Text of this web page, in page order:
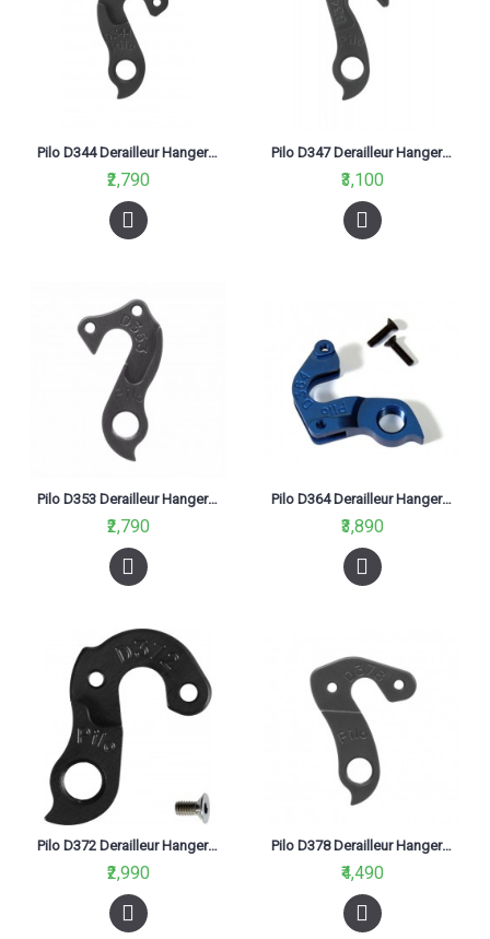
Pilo D344 Derailleur Hanger Dropout For Ghost Amr, Htx, Rt
₹2,790
Pilo D347 Derailleur Hanger For Giant
₹3,100
Pilo D353 Derailleur Hanger For Mbk
₹2,790
Pilo D364 Derailleur Hanger Dropout For Cannondale Road 2011 Caad 10, Super X
₹3,890
Pilo D372 Derailleur Hanger For Corratec, Fuji, Motobecane,Dolomiti, Aloha Black
₹2,990
Pilo D378 Derailleur Hanger For Lee Cougan, Polygon, Whyte
₹4,490